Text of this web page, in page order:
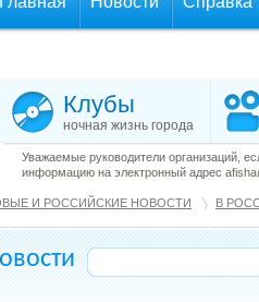
Клубы
ночная жизнь города
Уважаемые руководители организаций,
информацию на электронный адрес
И РОССИЙСКИЕ НОВОСТИ В